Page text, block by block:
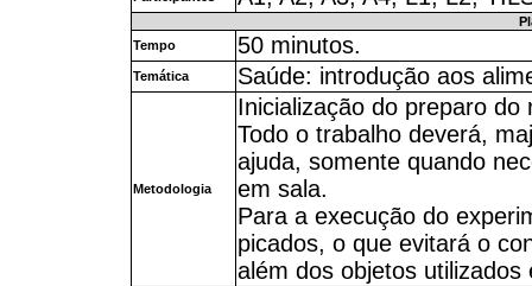
Tempo
50 minutos.
Temática Saúde: introdução aos
Metodologia
Inicialização do preparo
Todo o trabalho deverá,
ajuda, somente quando
em sala.
Para a execução do
picados, o que evitará o
além dos objetos utilizados